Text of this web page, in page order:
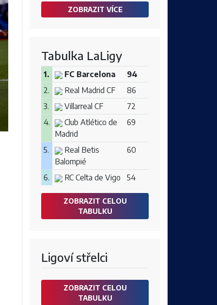
ZOBRAZIT VÍCE
Tabulka LaLigy
1. FC Barcelona
94
2.
Real Madrid CF
86
3.
Villarreal CF
72
4.
Club Atlético de
Madrid
69
5.
Real Betis
Balompié
60
6. RC Celta de Vigo 54
ZOBRAZIT CELOU
TABULKU
Ligoví střelci
ZOBRAZIT CELOU
TABULKU